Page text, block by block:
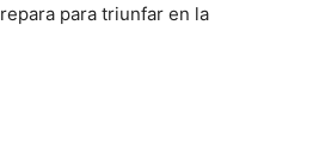
para triunfar en la